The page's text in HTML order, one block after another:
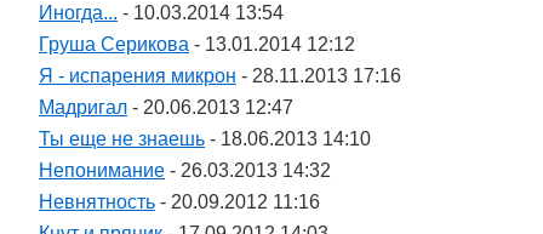
Иногда... - 10.03.2014 13:54
Груша Серикова - 13.01.2014 12:12
Я - испарения микрон - 28.11.2013 17:16
Мадригал - 20.06.2013 12:47
Ты еще не знаешь - 18.06.2013 14:10
Непонимание - 26.03.2013 14:32
Невнятность - 20.09.2012 11:16